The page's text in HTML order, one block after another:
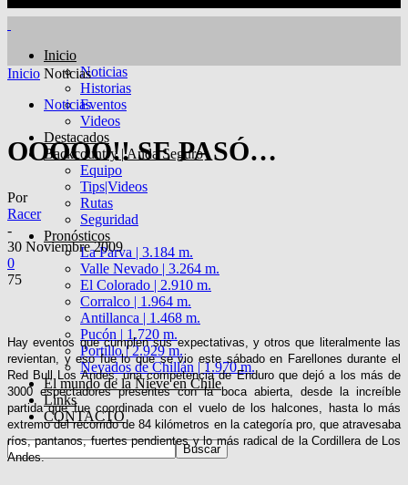
Inicio
Noticias
Historias
Eventos
Videos
Destacados
Backcountry | Anda Seguro
Equipo
Tips|Videos
Rutas
Seguridad
Pronósticos
La Parva | 3.184 m.
Valle Nevado | 3.264 m.
El Colorado | 2.910 m.
Corralco | 1.964 m.
Antillanca | 1.468 m.
Pucón | 1.720 m.
Portillo | 2.929 m.
Nevados de Chillán | 1.970 m.
El mundo de la Nieve en Chile
Links
CONTACTO
Inicio Noticias
Noticias
OOOOO!! SE PASÓ…
Por
Racer
-
30 Noviembre 2009
0
75
Hay eventos que cumplen sus expectativas, y otros que literalmente las
revientan, y eso fue lo que se vio este sábado en Farellones durante el
Red Bull Los Andes, una competencia de Enduro que dejó a los más de
3000 espectadores presentes con la boca abierta, desde la increíble
partida que fue coordinada con el vuelo de los halcones, hasta lo más
extremo del recorrido de 84 kilómetros en la categoría pro, que atravesaba
ríos, pantanos, fuertes pendientes y lo más radical de la Cordillera de Los
Andes.